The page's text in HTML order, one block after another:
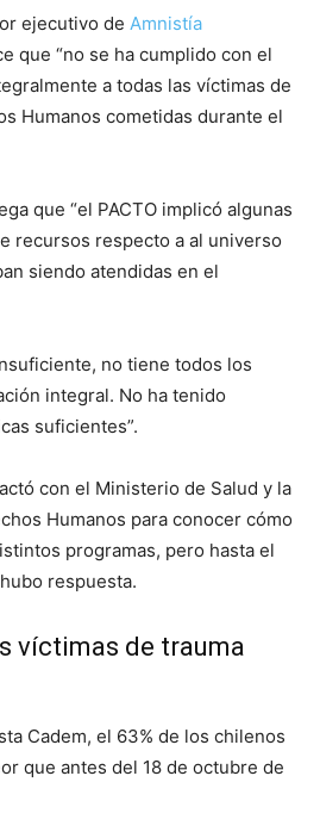
ejecutivo de Amnistía
que “no se ha cumplido con el
a todas las víctimas de
Humanos cometidas durante el
que “el PACTO implicó algunas
recursos respecto a al universo
siendo atendidas en el
no tiene todos los
integral. No ha tenido
suficientes”.
con el Ministerio de Salud y la
Humanos para conocer cómo
programas, pero hasta el
respuesta.
víctimas de trauma
Cadem, el 63% de los chilenos
que antes del 18 de octubre de